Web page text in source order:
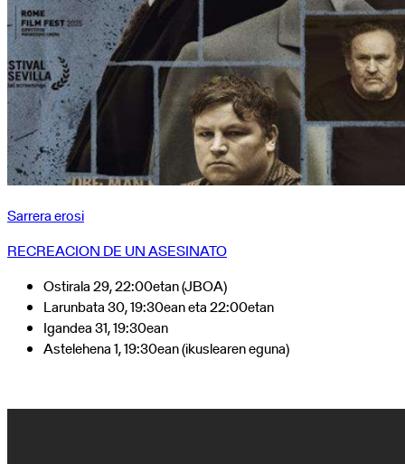
Sarrera erosi
RECREACION DE UN ASESINATO
Ostirala 29, 22:00etan (JBOA)
Larunbata 30, 19:30ean eta 22:00etan
Igandea 31, 19:30ean
Astelehena 1, 19:30ean (ikuslearen eguna)